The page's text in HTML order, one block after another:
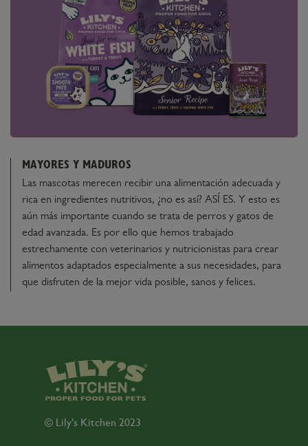
MAYORES Y MADUROS
Las mascotas merecen recibir una alimentación adecuada y
rica en ingredientes nutritivos, ¿no es así? ASÍ ES. Y esto es
aún más importante cuando se trata de perros y gatos de
edad avanzada. Es por ello que hemos trabajado
estrechamente con veterinarios y nutricionistas para crear
alimentos adaptados especialmente a sus necesidades, para
que disfruten de la mejor vida posible, sanos y felices.
© Lily’s Kitchen 2023